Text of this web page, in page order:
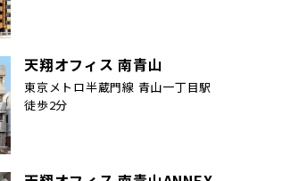
天翔オフィス 南青山
東京メトロ半蔵門線 青山一丁目駅
徒歩2分